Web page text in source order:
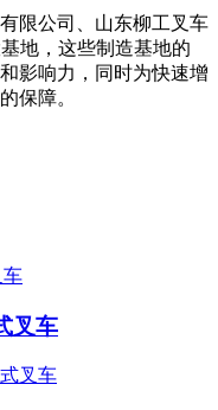
公司、山东柳工叉车
地，这些制造基地的
影响力，同时为快速增
保障。
叉车